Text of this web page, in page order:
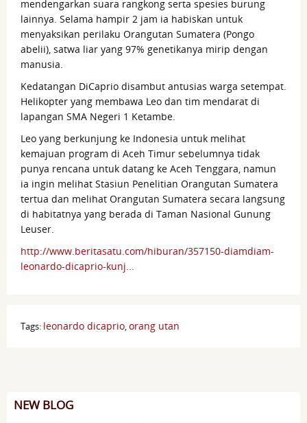
mendengarkan suara rangkong serta spesies burung
lainnya. Selama hampir 2 jam ia habiskan untuk
menyaksikan perilaku Orangutan Sumatera (Pongo
abelii), satwa liar yang 97% genetikanya mirip dengan
manusia.
Kedatangan DiCaprio disambut antusias warga setempat.
Helikopter yang membawa Leo dan tim mendarat di
lapangan SMA Negeri 1 Ketambe.
Leo yang berkunjung ke Indonesia untuk melihat
kemajuan program di Aceh Timur sebelumnya tidak
punya rencana untuk datang ke Aceh Tenggara, namun
ia ingin melihat Stasiun Penelitian Orangutan Sumatera
tertua dan melihat Orangutan Sumatera secara langsung
di habitatnya yang berada di Taman Nasional Gunung
Leuser.
http://www.beritasatu.com/hiburan/357150-diamdiam-
leonardo-dicaprio-kunj...
Tags: leonardo dicaprio,orang utan
NEW BLOG